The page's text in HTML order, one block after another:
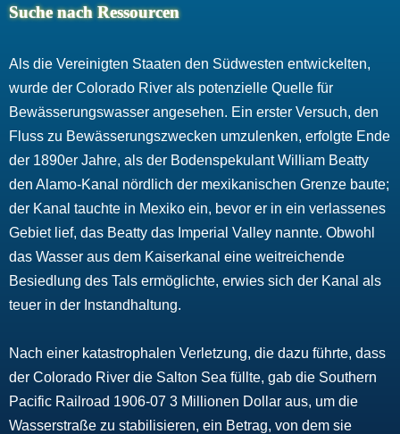
Suche nach Ressourcen
Als die Vereinigten Staaten den Südwesten entwickelten,
wurde der Colorado River als potenzielle Quelle für
Bewässerungswasser angesehen. Ein erster Versuch, den
Fluss zu Bewässerungszwecken umzulenken, erfolgte Ende
der 1890er Jahre, als der Bodenspekulant William Beatty
den Alamo-Kanal nördlich der mexikanischen Grenze baute;
der Kanal tauchte in Mexiko ein, bevor er in ein verlassenes
Gebiet lief, das Beatty das Imperial Valley nannte. Obwohl
das Wasser aus dem Kaiserkanal eine weitreichende
Besiedlung des Tals ermöglichte, erwies sich der Kanal als
teuer in der Instandhaltung.
Nach einer katastrophalen Verletzung, die dazu führte, dass
der Colorado River die Salton Sea füllte, gab die Southern
Pacific Railroad 1906-07 3 Millionen Dollar aus, um die
Wasserstraße zu stabilisieren, ein Betrag, von dem sie